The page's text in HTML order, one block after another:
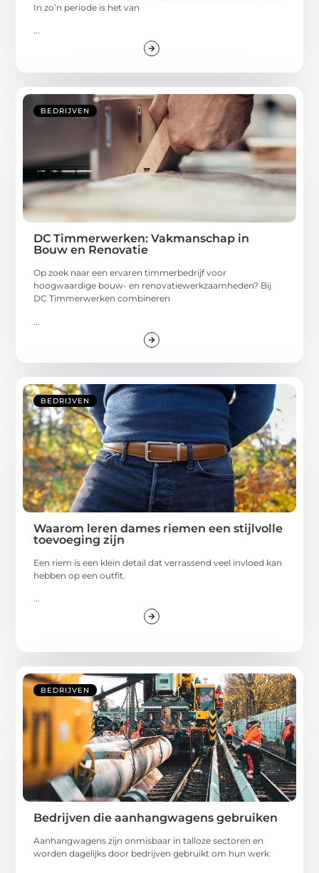
In zo’n periode is het van
...
BEDRIJVEN
DC Timmerwerken: Vakmanschap in
Bouw en Renovatie
Op zoek naar een ervaren timmerbedrijf voor
hoogwaardige bouw- en renovatiewerkzaamheden? Bij
DC Timmerwerken combineren
BEDRIJVEN
Waarom leren dames riemen een stijlvolle
toevoeging zijn
Een riem is een klein detail dat verrassend veel invloed kan
hebben op een outfit.
...
BEDRIJVEN
Bedrijven die aanhangwagens gebruiken
Aanhangwagens zijn onmisbaar in talloze sectoren en
worden dagelijks door bedrijven gebruikt om hun werk